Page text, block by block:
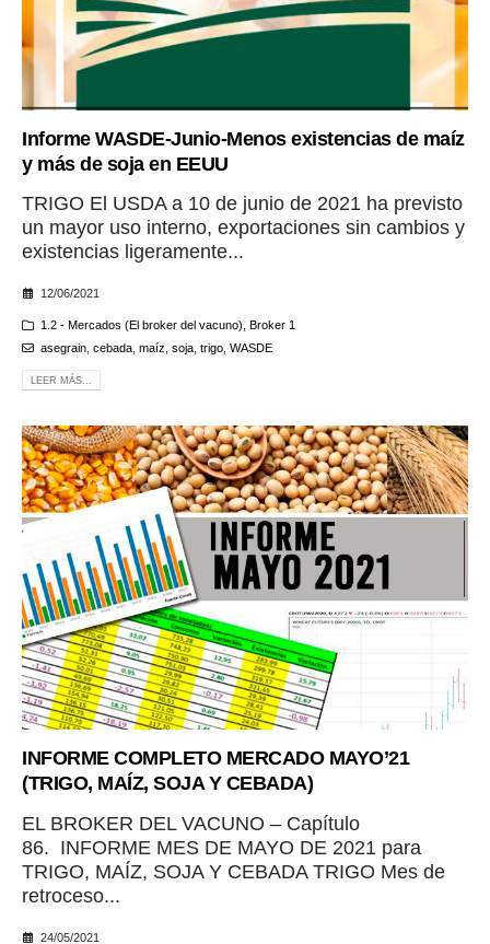
Informe WASDE-Junio-Menos existencias de maíz
y más de soja en EEUU
TRIGO El USDA a 10 de junio de 2021 ha previsto
un mayor uso interno, exportaciones sin cambios y
existencias ligeramente...
12/06/2021
1.2 - Mercados (El broker del vacuno), Broker 1
asegrain, cebada, maíz, soja, trigo, WASDE
LEER MÁS...
INFORME COMPLETO MERCADO MAYO’21
(TRIGO, MAÍZ, SOJA Y CEBADA)
EL BROKER DEL VACUNO – Capítulo
86. INFORME MES DE MAYO DE 2021 para
TRIGO, MAÍZ, SOJA Y CEBADA TRIGO Mes de
retroceso...
24/05/2021